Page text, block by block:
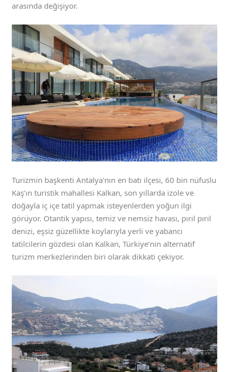
arasında değişiyor.
Turizmin başkenti Antalya’nın en batı ilçesi, 60 bin nüfuslu
Kaş’ın turistik mahallesi Kalkan, son yıllarda izole ve
doğayla iç içe tatil yapmak isteyenlerden yoğun ilgi
görüyor. Otantik yapısı, temiz ve nemsiz havası, pırıl pırıl
denizi, eşsiz güzellikte koylarıyla yerli ve yabancı
tatilcilerin gözdesi olan Kalkan, Türkiye’nin alternatif
turizm merkezlerinden biri olarak dikkati çekiyor.